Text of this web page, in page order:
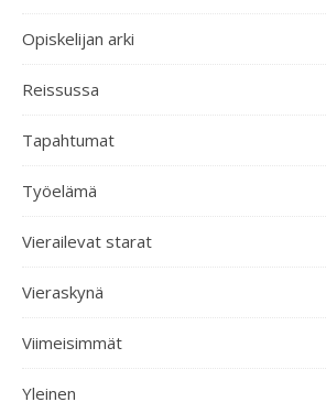
Opiskelijan arki
Reissussa
Tapahtumat
Työelämä
Vierailevat starat
Vieraskynä
Viimeisimmät
Yleinen